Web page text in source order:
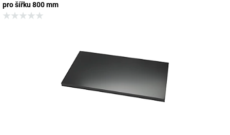
pro šířku 800 mm